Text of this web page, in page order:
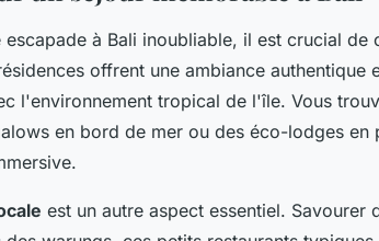
escapade à Bali inoubliable, il est crucial de
offrent une ambiance authentique
l'environnement tropical de l'île. Vous
en bord de mer ou des éco-lodges en
est un autre aspect essentiel. Savourer